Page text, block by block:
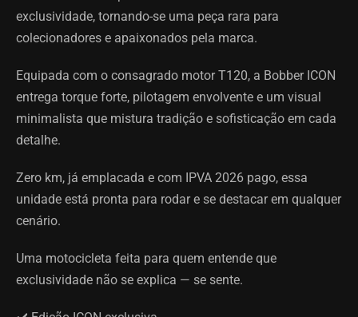
exclusividade, tornando-se uma peça rara para
colecionadores e apaixonados pela marca.
Equipada com o consagrado motor T120, a Bobber ICON
entrega torque forte, pilotagem envolvente e um visual
minimalista que mistura tradição e sofisticação em cada
detalhe.
Zero km, já emplacada e com IPVA 2026 pago, essa
unidade está pronta para rodar e se destacar em qualquer
cenário.
Uma motocicleta feita para quem entende que
exclusividade não se explica — se sente.